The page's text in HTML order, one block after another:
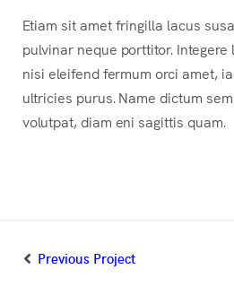
Etiam sit amet fringilla lacus
pulvinar neque porttitor. Integere
nisi eleifend fermum orci amet,
ultricies purus. Name dictum
volutpat, diam eni sagittis quam.
Previous Project